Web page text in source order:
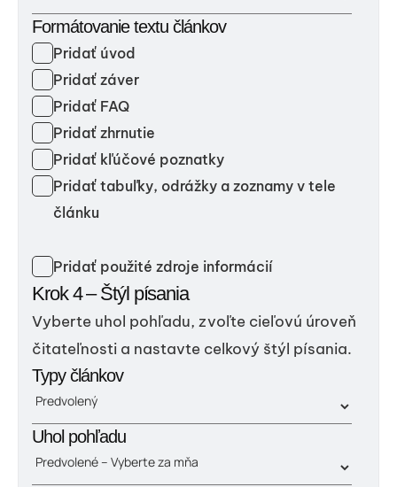
Formátovanie textu článkov
Pridať úvod
Pridať záver
Pridať FAQ
Pridať zhrnutie
Pridať kľúčové poznatky
Pridať tabuľky, odrážky a zoznamy v tele
článku
Pridať použité zdroje informácií
Krok 4 – Štýl písania
Vyberte uhol pohľadu, zvoľte cieľovú úroveň
čitateľnosti a nastavte celkový štýl písania.
Typy článkov
Uhol pohľadu